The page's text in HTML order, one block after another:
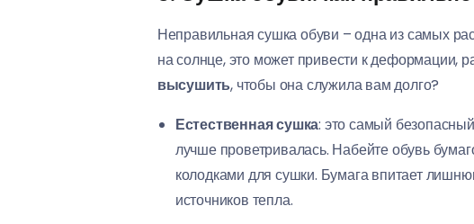
Неправильная сушка обуви – одна из самых
на солнце, это может привести к деформации,
высушить, чтобы она служила вам долго?
Естественная сушка: это самый
лучше проветривалась. Набейте обувь
колодками для сушки. Бумага впитает
источников тепла.